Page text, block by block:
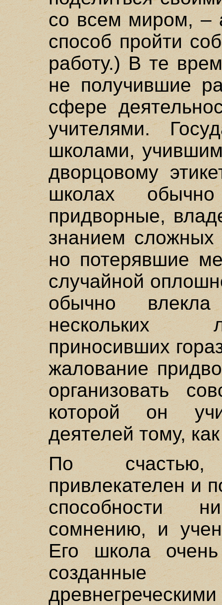
со всем миром, –
способ пройти
работу.) В те
не получившие
сфере
учителями.
школами,
дворцовому
школах
придворные,
знанием
но потерявшие
случайной
обычно
нескольких
приносивших
жалование
организовать
которой он
деятелей тому,
По
привлекателен и
способности
сомнению, и
Его школа
созданные